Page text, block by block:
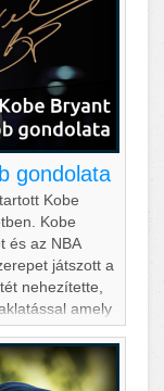
gondolata
Kobe
Kobe
és az NBA
játszott a
nehezítette,
amely
később